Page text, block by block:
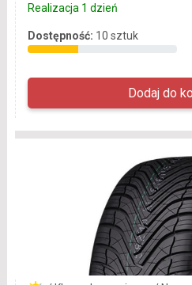
Realizacja 1 dzień
Dostępność: 10 sztuk